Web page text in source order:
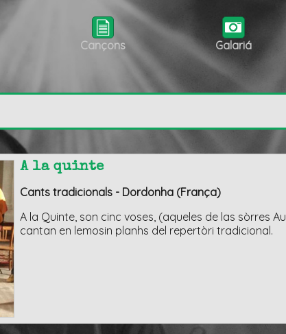
Cançons Galariá
A la quinte
Cants tradicionals - Dordonha (França)
A la Quinte, son cinc voses, (aqueles de las sòrres
cantan en lemosin planhs del repertòri tradicional.